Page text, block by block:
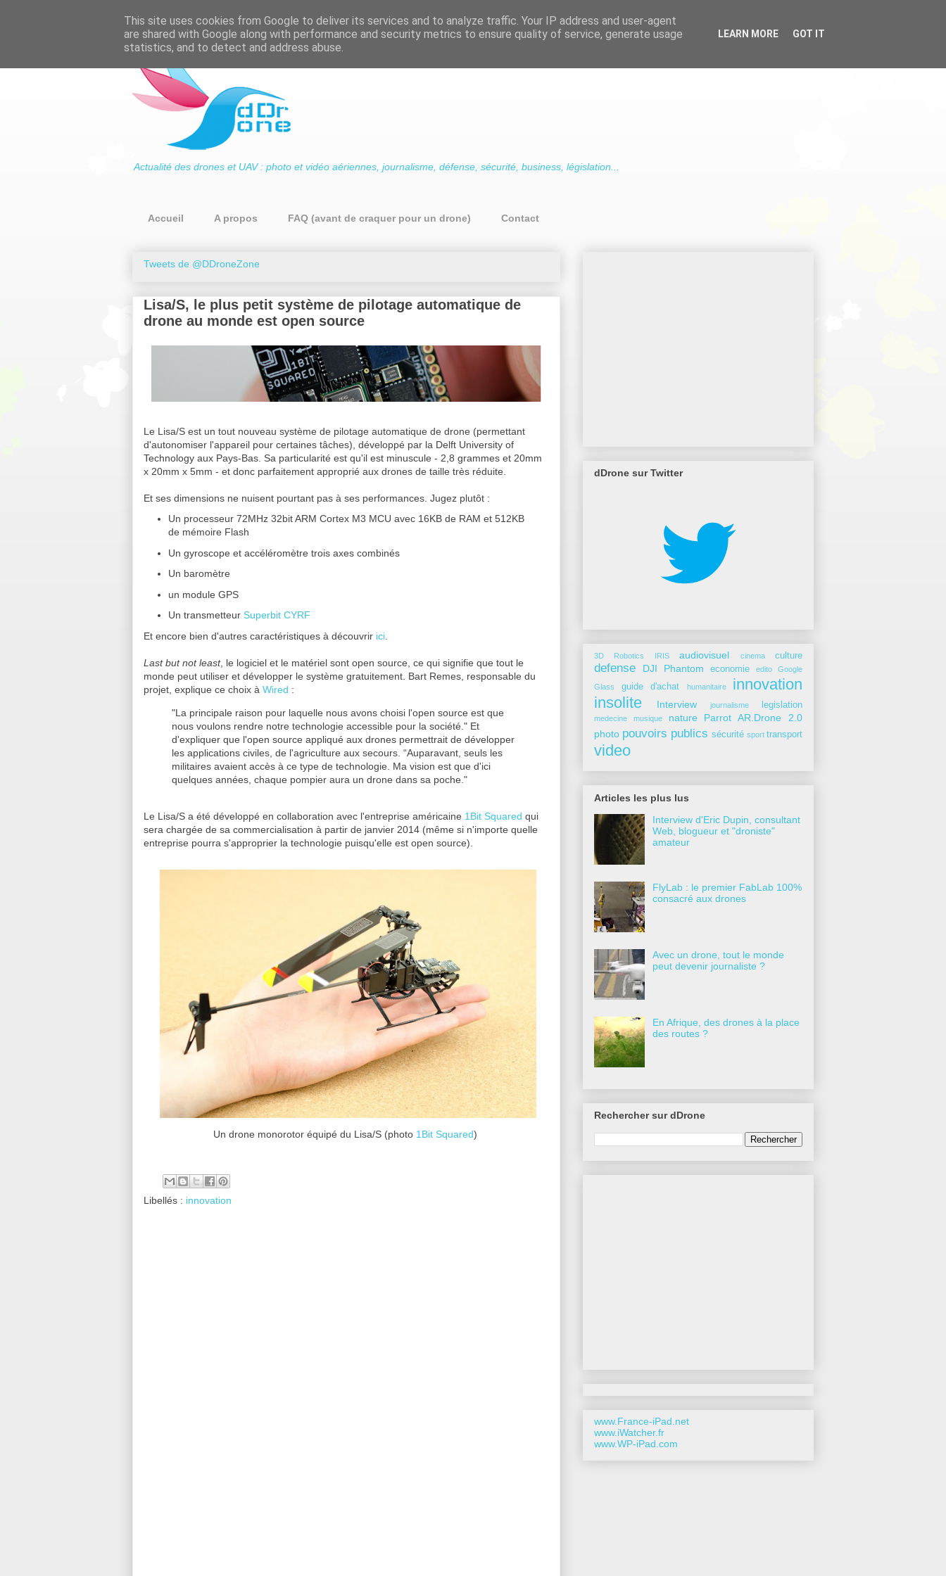
Actualité des drones et UAV : photo et vidéo aériennes, journalisme, défense, sécurité, business, législation...
Accueil A propos FAQ (avant de craquer pour un drone) Contact
Tweets de @DDroneZone
Lisa/S, le plus petit système de pilotage automatique de
drone au monde est open source
Le Lisa/S est un tout nouveau système de pilotage automatique de drone (permettant
d'autonomiser l'appareil pour certaines tâches), développé par la Delft University of
Technology aux Pays-Bas. Sa particularité est qu'il est minuscule - 2,8 grammes et 20mm
x 20mm x 5mm - et donc parfaitement approprié aux drones de taille très réduite.
Et ses dimensions ne nuisent pourtant pas à ses performances. Jugez plutôt :
Un processeur 72MHz 32bit ARM Cortex M3 MCU avec 16KB de RAM et 512KB
de mémoire Flash
Un gyroscope et accéléromètre trois axes combinés
Un baromètre
un module GPS
Un transmetteur Superbit CYRF
Et encore bien d'autres caractéristiques à découvrir ici
Last but not least, le logiciel et le matériel sont open source, ce qui signifie que tout le
monde peut utiliser et développer le système gratuitement. Bart Remes, responsable du
projet, explique ce choix à Wired :
"La principale raison pour laquelle nous avons choisi l'open source est que
nous voulons rendre notre technologie accessible pour la société." Et
d'expliquer que l'open source appliqué aux drones permettrait de développer
les applications civiles, de l'agriculture aux secours. “Auparavant, seuls les
militaires avaient accès à ce type de technologie. Ma vision est que d'ici
quelques années, chaque pompier aura un drone dans sa poche."
Le Lisa/S a été développé en collaboration avec l'entreprise américaine 1Bit Squared qui
sera chargée de sa commercialisation à partir de janvier 2014 (même si n'importe quelle
entreprise pourra s'approprier la technologie puisqu'elle est open source).
Un drone monorotor équipé du Lisa/S (photo 1Bit Squared)
Libellés : innovation
dDrone sur Twitter
3D Robotics IRIS audiovisuel cinema culture
defense DJI Phantom economie edito Google
Glass guide d'achat humanitaire
innovation
insolite
Interview journalisme legislation
medecine musique nature
Parrot AR.Drone 2.0
photo pouvoirs publics sécurité sport transport
video
Articles les plus lus
Interview d'Eric Dupin, consultant
Web, blogueur et "droniste"
amateur
FlyLab : le premier FabLab 100%
consacré aux drones
Avec un drone, tout le monde
peut devenir journaliste ?
En Afrique, des drones à la place
des routes ?
Rechercher sur dDrone
www.France-iPad.net
www.iWatcher.fr
www.WP-iPad.com
This site uses cookies from Google to deliver its services and to analyze traffic. Your IP address and user-agent
are shared with Google along with performance and security metrics to ensure quality of service, generate usage
statistics, and to detect and address abuse.
LEARN MORE GOT IT